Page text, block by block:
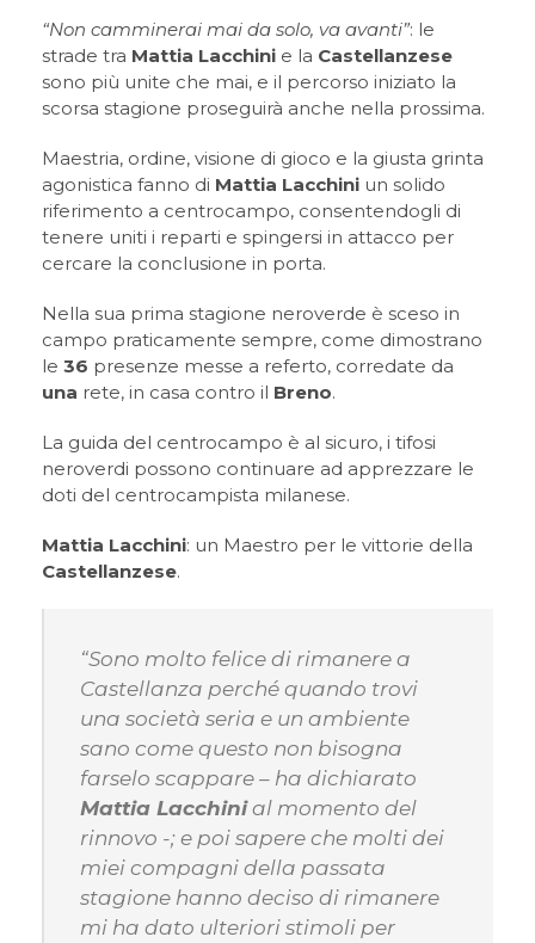
“Non camminerai mai da solo, va avanti”: le
strade tra Mattia Lacchini e la Castellanzese
sono più unite che mai, e il percorso iniziato la
scorsa stagione proseguirà anche nella prossima.
Maestria, ordine, visione di gioco e la giusta grinta
agonistica fanno di Mattia Lacchini un solido
riferimento a centrocampo, consentendogli di
tenere uniti i reparti e spingersi in attacco per
cercare la conclusione in porta.
Nella sua prima stagione neroverde è sceso in
campo praticamente sempre, come dimostrano
le 36 presenze messe a referto, corredate da
una rete, in casa contro il Breno.
La guida del centrocampo è al sicuro, i tifosi
neroverdi possono continuare ad apprezzare le
doti del centrocampista milanese.
Mattia Lacchini: un Maestro per le vittorie della
Castellanzese.
“Sono molto felice di rimanere a
Castellanza perché quando trovi
una società seria e un ambiente
sano come questo non bisogna
farselo scappare – ha dichiarato
Mattia Lacchinial momento del
rinnovo -; e poi sapere che molti dei
miei compagni della passata
stagione hanno deciso di rimanere
mi ha dato ulteriori stimoli per